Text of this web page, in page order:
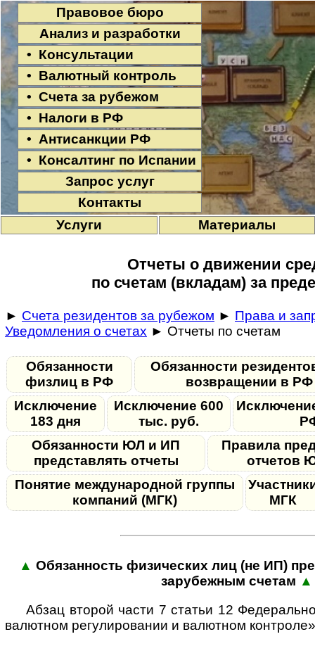
Правовое бюро
Анализ и разработки
• Консультации
• Валютный контроль
• Счета за рубежом
• Налоги в РФ
• Антисанкции РФ
• Консалтинг по Испании
Запрос услуг
Контакты
Услуги
Материалы
Отчеты о движении
по счетам (вкладам) за
► Счета резидентов за рубежом ► Права и
Уведомления о счетах ► Отчеты по счетам
Обязанности
физлиц в РФ
Обязанности
возвращении в РФ
Исключение
183 дня
Исключение 600
тыс. руб.
Обязанности ЮЛ и ИП
представлять отчеты
Правила
отчетов
Понятие международной группы
компаний (МГК)
МГК
▲ Обязанность физи­ческих лиц (не ИП)
зару­беж­ным сче­там ▲
Абзац второй части 7 статьи 12
валют­ном регу­ли­ро­вании и валют­ном